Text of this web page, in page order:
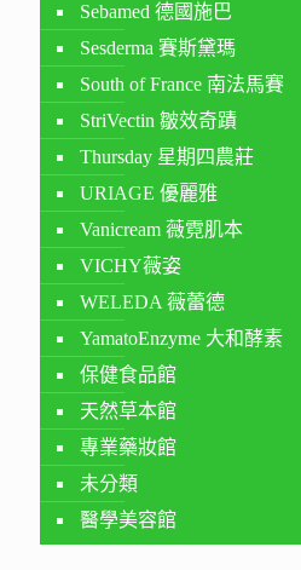
Sebamed 德國施巴
Sesderma 賽斯黛瑪
South of France 南法馬賽
StriVectin 皺效奇蹟
Thursday 星期四農莊
URIAGE 優麗雅
Vanicream 薇霓肌本
VICHY薇姿
WELEDA 薇蕾德
YamatoEnzyme 大和酵素
保健食品館
天然草本館
專業藥妝館
未分類
醫學美容館